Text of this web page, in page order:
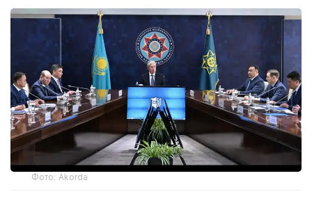
Фото: Akorda